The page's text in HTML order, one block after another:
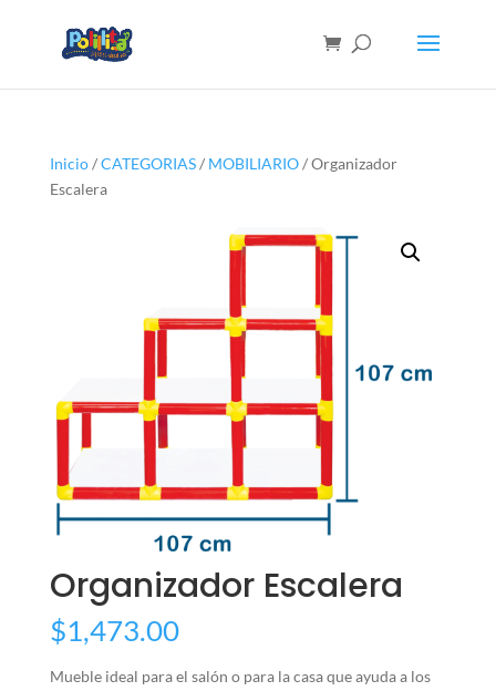
Inicio/CATEGORIAS/ MOBILIARIO/ Organizador
Escalera
Organizador Escalera
$1,473.00
Mueble ideal para el salón o para la casa que ayuda a los